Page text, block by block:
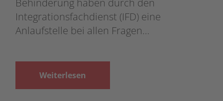
Integrationsfachdienst (IFD) eine
Anlaufstelle bei allen Fragen…
Weiterlesen